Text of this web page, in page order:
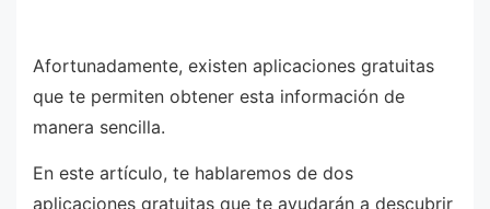
Afortunadamente, existen aplicaciones gratuitas
que te permiten obtener esta información de
manera sencilla.
En este artículo, te hablaremos de dos
aplicaciones gratuitas que te ayudarán a descubrir